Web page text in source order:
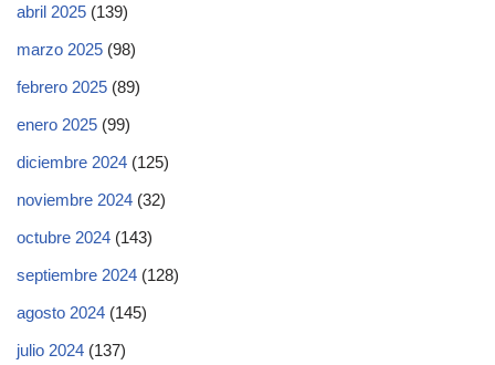
abril 2025 (139)
marzo 2025 (98)
febrero 2025 (89)
enero 2025 (99)
diciembre 2024 (125)
noviembre 2024 (32)
octubre 2024 (143)
septiembre 2024 (128)
agosto 2024 (145)
julio 2024 (137)